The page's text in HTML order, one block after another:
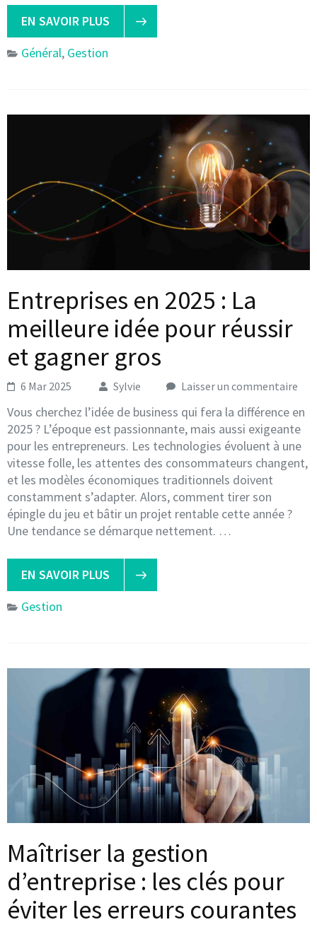
EN SAVOIR PLUS
Général, Gestion
Entreprises en 2025 : La
meilleure idée pour réussir
et gagner gros
6 Mar 2025 Sylvie Laisser un commentaire
Vous cherchez l’idée de business qui fera la différence en
2025 ? L’époque est passionnante, mais aussi exigeante
pour les entrepreneurs. Les technologies évoluent à une
vitesse folle, les attentes des consommateurs changent,
et les modèles économiques traditionnels doivent
constamment s’adapter. Alors, comment tirer son
épingle du jeu et bâtir un projet rentable cette année ?
Une tendance se démarque nettement. …
EN SAVOIR PLUS
Gestion
Maîtriser la gestion
d’entreprise : les clés pour
éviter les erreurs courantes